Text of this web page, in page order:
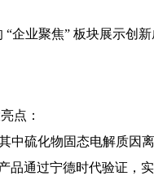
企业聚焦” 板块展示创
点：
中硫化物固态电解质因
品通过宁德时代验证，实